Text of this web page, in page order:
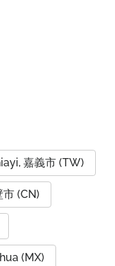
嘉義市 (TW)
(CN)
(MX)